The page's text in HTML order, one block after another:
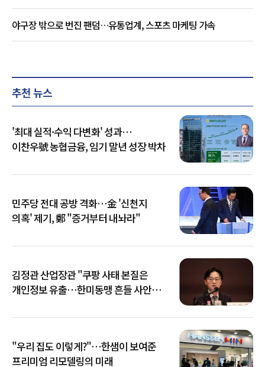
야구장 밖으로 번진 팬덤…유통업계, 스포츠 마케팅 가속
추천 뉴스
'최대 실적·수익 다변화' 성과…
이찬우號 농협금융, 임기 말년 성장 박차
민주당 전대 공방 격화…金 '신천지
의혹' 제기, 鄭 "증거부터 내놔라"
김정관 산업장관 "쿠팡 사태 본질은
개인정보 유출…한미동맹 흔들 사안
"우리 집도 이렇게?"…한샘이 보여준
프리미엄 리모델링의 미래